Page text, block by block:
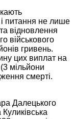
і питання не лише
відновлення
військового
гривень.
цих виплат на
мільйони
смерті.
Далецького